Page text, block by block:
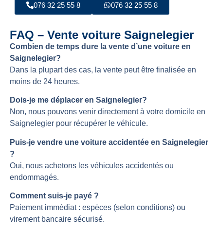
076 32 25 55 8 076 32 25 55 8
FAQ – Vente voiture Saignelegier
Combien de temps dure la vente d’une voiture en
Saignelegier?
Dans la plupart des cas, la vente peut être finalisée en
moins de 24 heures.
Dois-je me déplacer en Saignelegier?
Non, nous pouvons venir directement à votre domicile en
Saignelegier pour récupérer le véhicule.
Puis-je vendre une voiture accidentée en Saignelegier
?
Oui, nous achetons les véhicules accidentés ou
endommagés.
Comment suis-je payé ?
Paiement immédiat : espèces (selon conditions) ou
virement bancaire sécurisé.